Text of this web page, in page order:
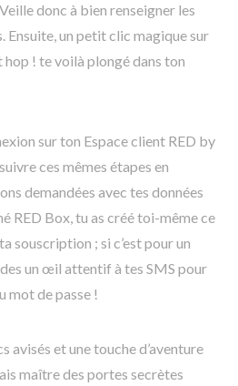
donc à bien renseigner les
Ensuite, un petit clic magique sur
hop ! te voilà plongé dans ton
sur ton Espace client RED by
ces mêmes étapes en
demandées avec tes données
RED Box, tu as créé toi-même ce
souscription ; si c’est pour un
un œil attentif à tes SMS pour
mot de passe !
avisés et une touche d’aventure
maître des portes secrètes